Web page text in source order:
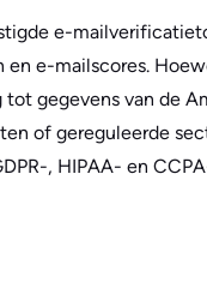
e-
e-mailscores.
gegevens van de
of gereguleerde
, HIPAA- en